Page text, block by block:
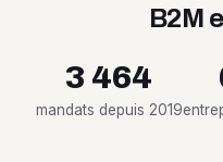
B2M
3 464
mandats depuis 2019